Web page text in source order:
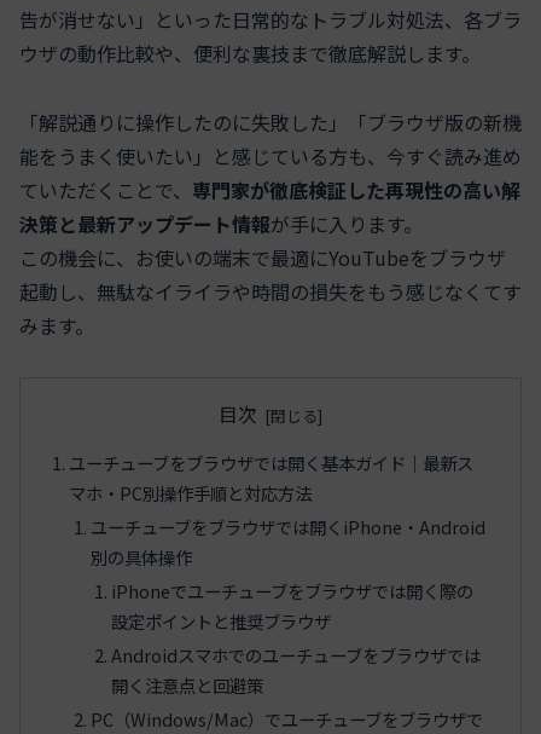
告が消せない」といった日常的なトラブル対処法、各ブラ
ウザの動作比較や、便利な裏技まで徹底解説します。
「解説通りに操作したのに失敗した」「ブラウザ版の新機
能をうまく使いたい」と感じている方も、今すぐ読み進め
ていただくことで、 専門家が徹底検証した再現性の高い解
決策と最新アップデート情報が手に入ります。
この機会に、お使いの端末で最適にYouTubeをブラウザ
起動し、無駄なイライラや時間の損失をもう感じなくてす
みます。
目次
ユーチューブをブラウザでは開く基本ガイド｜最新ス
マホ・PC別操作手順と対応方法
ユーチューブをブラウザでは開くiPhone・Android
別の具体操作
iPhoneでユーチューブをブラウザでは開く際の
設定ポイントと推奨ブラウザ
Androidスマホでのユーチューブをブラウザでは
開く注意点と回避策
PC（Windows/Mac）でユーチューブをブラウザで